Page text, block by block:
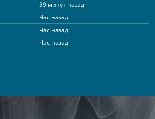
59 минут назад
Час назад
Час назад
Час назад